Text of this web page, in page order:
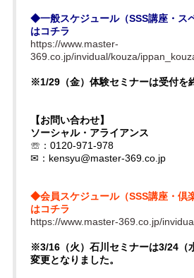
◆一般スケジュール（SSS講座・ス
はコチラ
https://www.master-
369.co.jp/invidual/kouza/
※1/29（金）体験セミナーは受付を
【お問い合わせ】
ソーシャル・アライアンス
☏：0120-971-978
✉： kensyu@master-369.co.jp
◆会員スケジュール（SSS講座・倶
はコチラ
https://www.master-369.co.jp/
※3/16（火）石川セミナーは3/24（
変更となりました。